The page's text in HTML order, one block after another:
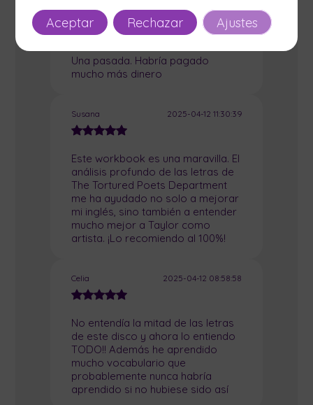
Sandra 2025-04-13 20:39:09
Una pasada. Habría pagado
mucho más dinero
Susana 2025-04-12 11:30:39
Este workbook es una maravilla. El
análisis profundo de las letras de
The Tortured Poets Department
me ha ayudado no solo a mejorar
mi inglés, sino también a entender
mucho mejor a Taylor como
artista. ¡Lo recomiendo al 100%!
Celia 2025-04-12 08:58:58
No entendía la mitad de las letras
de este disco y ahora lo entiendo
TODO!! Además he aprendido
mucho vocabulario que
probablemente nunca habría
aprendido si no hubiese sido así
Aceptar Rechazar Ajustes